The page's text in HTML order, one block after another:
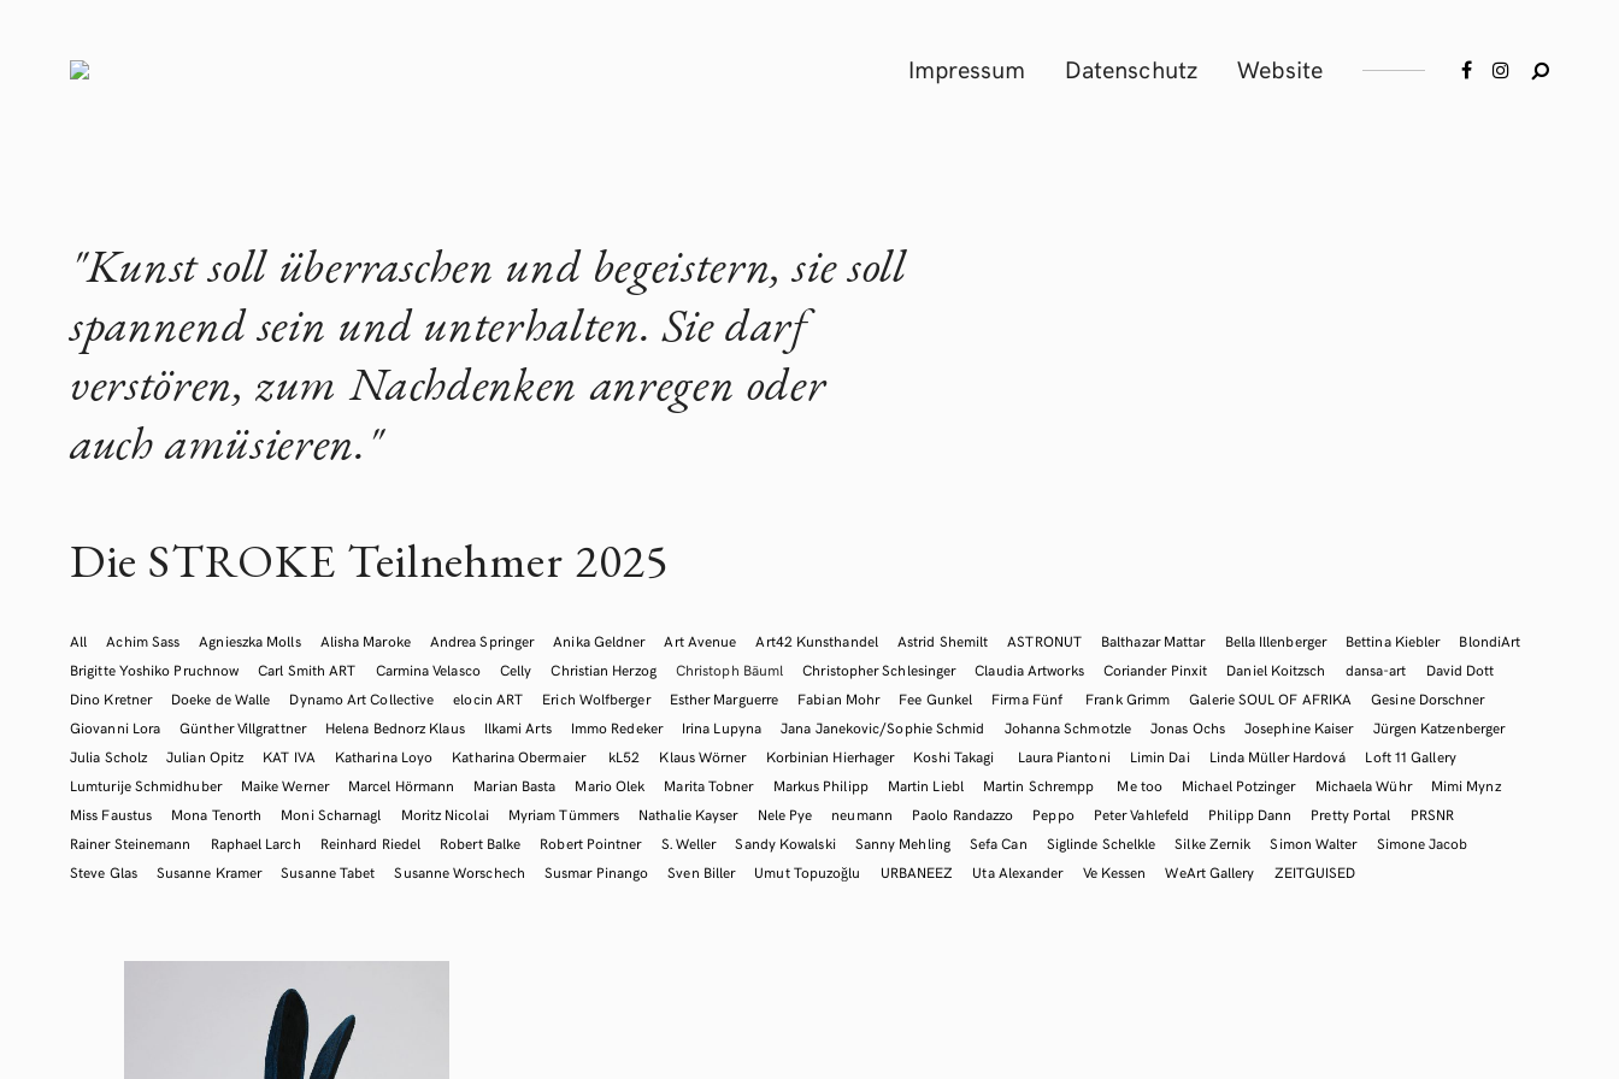
Impressum Datenschutz Website
"Kunst soll überraschen und begeistern, sie soll
spannend sein und unterhalten. Sie darf
verstören, zum Nachdenken anregen oder
auch amüsieren."
Die STROKE Teilnehmer 2025
All Achim Sass Agnieszka Molls Alisha Maroke Andrea Springer Anika Geldner Art Avenue Art42 Kunsthandel Astrid Shemilt ASTRONUT Balthazar Mattar Bella Illenberger Bettina Kiebler
BlondiArt
Brigitte Yoshiko Pruchnow
Carl Smith ART Carmina Velasco Celly Christian Herzog Christoph Bäuml Christopher Schlesinger Claudia Artworks Coriander Pinxit Daniel Koitzsch dansa-art
David Dott
Dino Kretner
Doeke de Walle Dynamo Art Collective elocin ART Erich Wolfberger Esther Marguerre Fabian Mohr Fee Gunkel Firma Fünf Frank Grimm Galerie SOUL OF AFRIKA
Gesine Dorschner
Giovanni Lora
Günther Villgrattner Helena Bednorz Klaus Ilkami Arts Immo Redeker Irina Lupyna Jana Janekovic/Sophie Schmid Johanna Schmotzle Jonas Ochs Josephine Kaiser
Jürgen Katzenberger
Julia Scholz
Julian Opitz KAT IVA Katharina Loyo Katharina Obermaier kL52 Klaus Wörner Korbinian Hierhager Koshi Takagi Laura Piantoni Limin Dai Linda Müller Hardová
Loft 11 Gallery
Lumturije Schmidhuber
Maike Werner Marcel Hörmann Marian Basta Mario Olek Marita Tobner Markus Philipp Martin Liebl Martin Schrempp Me too Michael Potzinger Michaela Wühr
Mimi Mynz
Miss Faustus
Mona Tenorth Moni Scharnagl Moritz Nicolai Myriam Tümmers Nathalie Kayser Nele Pye neumann Paolo Randazzo Peppo Peter Vahlefeld Philipp Dann Pretty Portal
PRSNR
Rainer Steinemann
Raphael Larch Reinhard Riedel Robert Balke Robert Pointner S. Weller Sandy Kowalski Sanny Mehling Sefa Can Siglinde Schelkle Silke Zernik Simon Walter
Simone Jacob
Steve Glas
Susanne Kramer Susanne Tabet Susanne Worschech Susmar Pinango Sven Biller Umut Topuzoğlu URBANEEZ Uta Alexander Ve Kessen WeArt Gallery ZEITGUISED